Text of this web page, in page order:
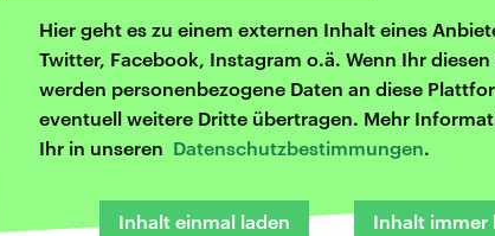
Hier geht es zu einem externen Inhalt eines
Twitter, Facebook, Instagram o.ä. Wenn Ihr
werden personenbezogene Daten an diese
eventuell weitere Dritte übertragen. Mehr
Ihr in unseren Datenschutzbestimmungen.
Inhalt einmal laden Inhalt immer